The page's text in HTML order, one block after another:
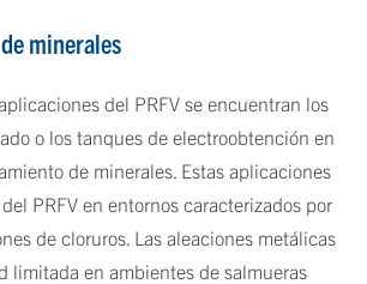
minerales
del PRFV se encuentran los
o los tanques de electroobtención en
de minerales. Estas aplicaciones
PRFV en entornos caracterizados por
de cloruros. Las aleaciones metálicas
limitada en ambientes de salmueras